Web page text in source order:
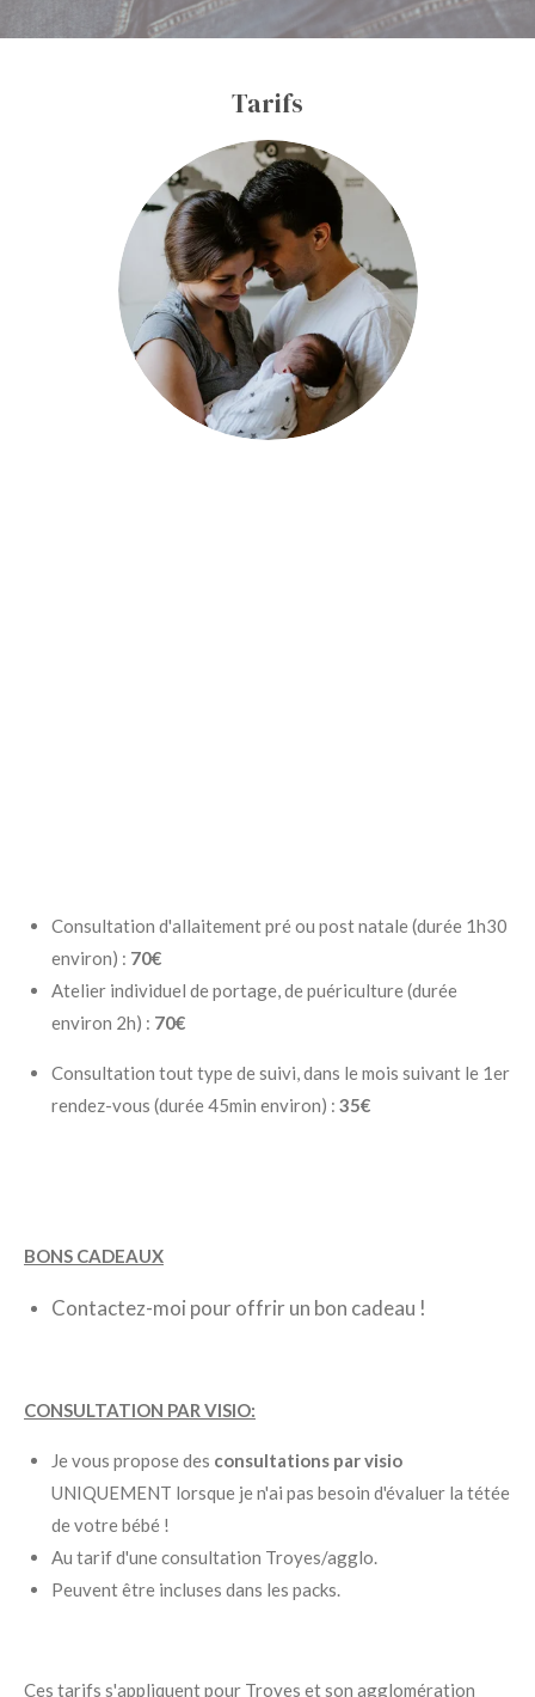
Tarifs
Consultation d'allaitement pré ou post natale (durée 1h30
environ) : 70€
Atelier individuel de portage, de puériculture (durée
environ 2h) : 70€
Consultation tout type de suivi, dans le mois suivant le 1er
rendez-vous (durée 45min environ) : 35€
BONS CADEAUX
Contactez-moi pour offrir un bon cadeau !
CONSULTATION PAR VISIO:
Je vous propose des consultations par visio
UNIQUEMENT lorsque je n'ai pas besoin d'évaluer la tétée
de votre bébé !
Au tarif d'une consultation Troyes/agglo.
Peuvent être incluses dans les packs.
Ces tarifs s'appliquent pour Troyes et son agglomération